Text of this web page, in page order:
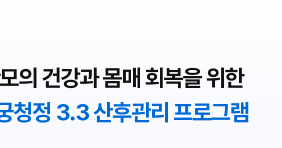
의 건강과몸매 회복을 위한
청정 3.3 산후관리 프로그램